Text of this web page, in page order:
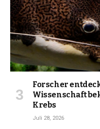
Forscher
Wissenschaft
Krebs
Juli 28, 2026